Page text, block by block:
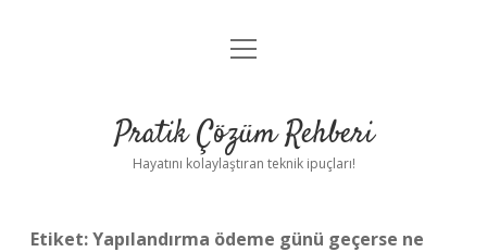
Anasayfa
Yasal Uyarı
menüyü
Pratik Çözüm Rehberi
Hayatını kolaylaştıran teknik ipuçları!
Etiket:Yapılandırma ödeme günü geçerse ne